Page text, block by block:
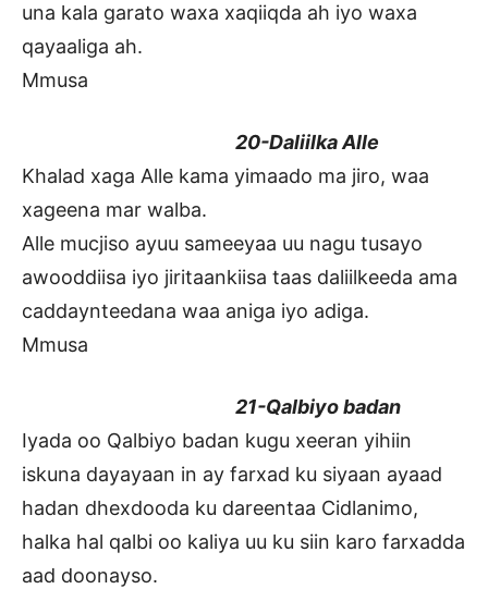
una kala garato waxa xaqiiqda ah iyo waxa
qayaaliga ah.
Mmusa
20-Daliilka Alle
Khalad xaga Alle kama yimaado ma jiro, waa
xageena mar walba.
Alle mucjiso ayuu sameeyaa uu nagu tusayo
awooddiisa iyo jiritaankiisa taas daliilkeeda ama
caddaynteedana waa aniga iyo adiga.
Mmusa
21-Qalbiyo badan
Iyada oo Qalbiyo badan kugu xeeran yihiin
iskuna dayayaan in ay farxad ku siyaan ayaad
hadan dhexdooda ku dareentaa Cidlanimo,
halka hal qalbi oo kaliya uu ku siin karo farxadda
aad doonayso.